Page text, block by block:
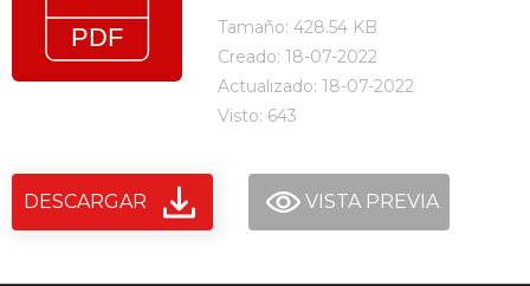
Tamaño: 428.54 KB
Creado: 18-07-2022
Actualizado: 18-07-2022
Visto: 643
DESCARGAR VISTA PREVIA